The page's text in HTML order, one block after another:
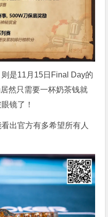
是11月15日Final Day的
然只需要一杯奶茶钱就
镜了！
出官方有多希望所有人